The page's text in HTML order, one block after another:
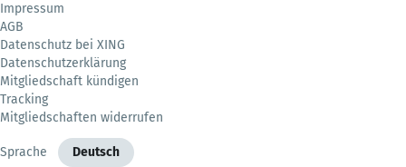
Impressum
AGB
Datenschutz bei XING
Datenschutzerklärung
Mitgliedschaft kündigen
Tracking
Mitgliedschaften widerrufen
Sprache Deutsch